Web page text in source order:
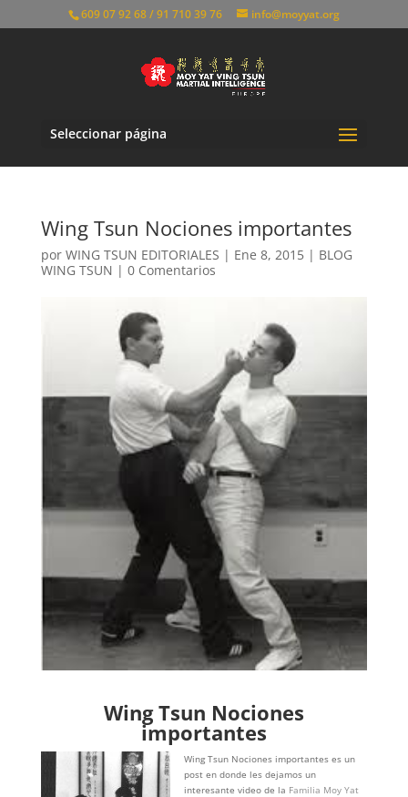
609 07 92 68 / 91 710 39 76 info@moyyat.org
Seleccionar página
Wing Tsun Nociones importantes
por WING TSUN EDITORIALES | Ene 8, 2015| BLOG
WING TSUN | 0 Comentarios
Wing Tsun Nociones
importantes
Wing Tsun Nociones importantes es un
post en donde les dejamos un
interesante video de la Familia Moy Yat